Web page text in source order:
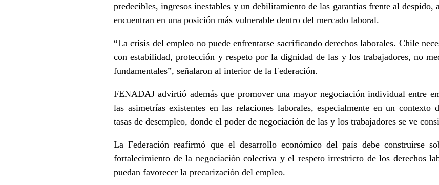
predecibles, ingresos inestables y un debilitamiento de las garantías frente al despido,
encuentran en una posición más vulnerable dentro del mercado laboral.
“La crisis del empleo no puede enfrentarse sacrificando derechos laborales. Chile
con estabilidad, protección y respeto por la dignidad de las y los trabajadores, no
fundamentales”, señalaron al interior de la Federación.
FENADAJ advirtió además que promover una mayor negociación individual entre
las asimetrías existentes en las relaciones laborales, especialmente en un contexto
tasas de desempleo, donde el poder de negociación de las y los trabajadores se ve
La Federación reafirmó que el desarrollo económico del país debe construirse
fortalecimiento de la negociación colectiva y el respeto irrestricto de los derechos
puedan favorecer la precarización del empleo.